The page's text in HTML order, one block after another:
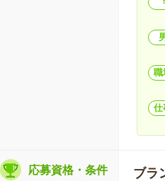
職
仕
応募資格・条件 ブラ